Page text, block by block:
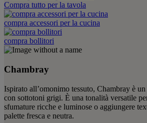
Compra tutto per la tavola
compra accessori per la cucina
compra bollitori
Chambray
Ispirato all’omonimo tessuto, Chambray è
con sottotoni grigi. È una tonalità versatile
sfumature ricche e luminose o aggiungere
palette fresca e neutra.